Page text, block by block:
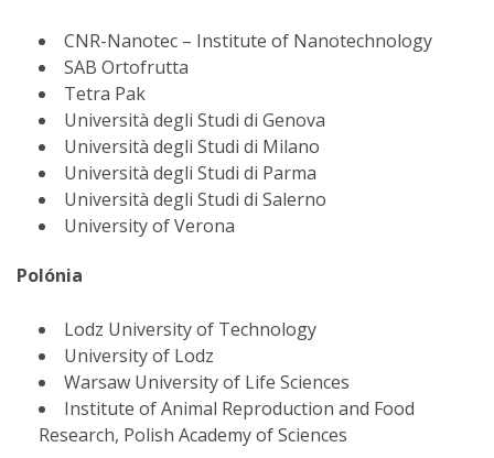
CNR-Nanotec – Institute of Nanotechnology
SAB Ortofrutta
Tetra Pak
Università degli Studi di Genova
Università degli Studi di Milano
Università degli Studi di Parma
Università degli Studi di Salerno
University of Verona
Polónia
Lodz University of Technology
University of Lodz
Warsaw University of Life Sciences
Institute of Animal Reproduction and Food
Research, Polish Academy of Sciences